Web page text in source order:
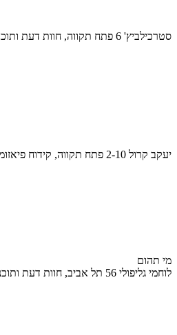
סטרכילביץ' 6 פתח תקווה, חוות דעת ותוכנית הידרולוגית לניהול מי נגר
יעקב קרול 2-10 פתח תקווה,
מי תהום
לוחמי גליפולי 56 תל אביב, חוות דעת ותוכנית הידרולוגית לניהול מי נגר